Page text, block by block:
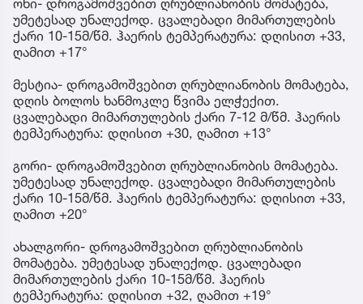
უმეტესად უნალექოდ. ცვალებადი მიმართულების
ქარი 10-15მ/წმ. ჰაერის ტემპერატურა: დღისით +33,
ღამით +17°
მესტია- დროგამოშვებით ღრუბლიანობის მომატება,
დღის ბოლოს ხანმოკლე წვიმა ელჭექით.
ცვალებადი მიმართულების ქარი 7-12 მ/წმ. ჰაერის
ტემპერატურა: დღისით +30, ღამით +13°
გორი- დროგამოშვებით ღრუბლიანობის მომატება.
უმეტესად უნალექოდ. ცვალებადი მიმართულების
ქარი 10-15მ/წმ. ჰაერის ტემპერატურა: დღისით +33,
ღამით +20°
ახალგორი- დროგამოშვებით ღრუბლიანობის
მომატება. უმეტესად უნალექოდ. ცვალებადი
მიმართულების ქარი 10-15მ/წმ. ჰაერის
ტემპერატურა: დღისით +32, ღამით +19°